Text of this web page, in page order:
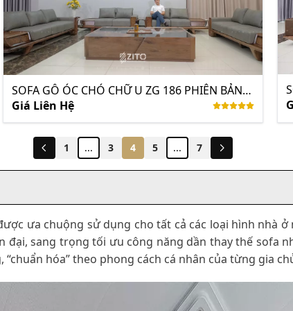
SOFA GỖ ÓC CHÓ CHỮ U ZG 186 PHIÊN BẢN
ĐẶC BIỆT
Giá Liên Hệ
1 ... 3 4 5 ... 7
ưa chuộng sử dụng cho tất cả các loại hình nhà
sang trọng tối ưu công năng dần thay thế sofa
hóa” theo phong cách cá nhân của từng gia